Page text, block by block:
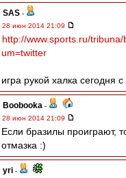
SAS -
28 июн 2014 21:09
http://www.sports.ru/tribuna/
um=twitter
игра рукой халка сегодня с
Boobooka -
28 июн 2014 21:09
Если бразилы проиграют,
отмазка :)
yri -